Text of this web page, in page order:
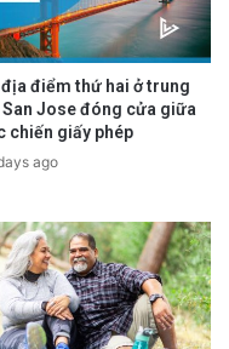
địa điểm thứ hai ở trung
Jose đóng cửa giữa
chiến giấy phép
ago